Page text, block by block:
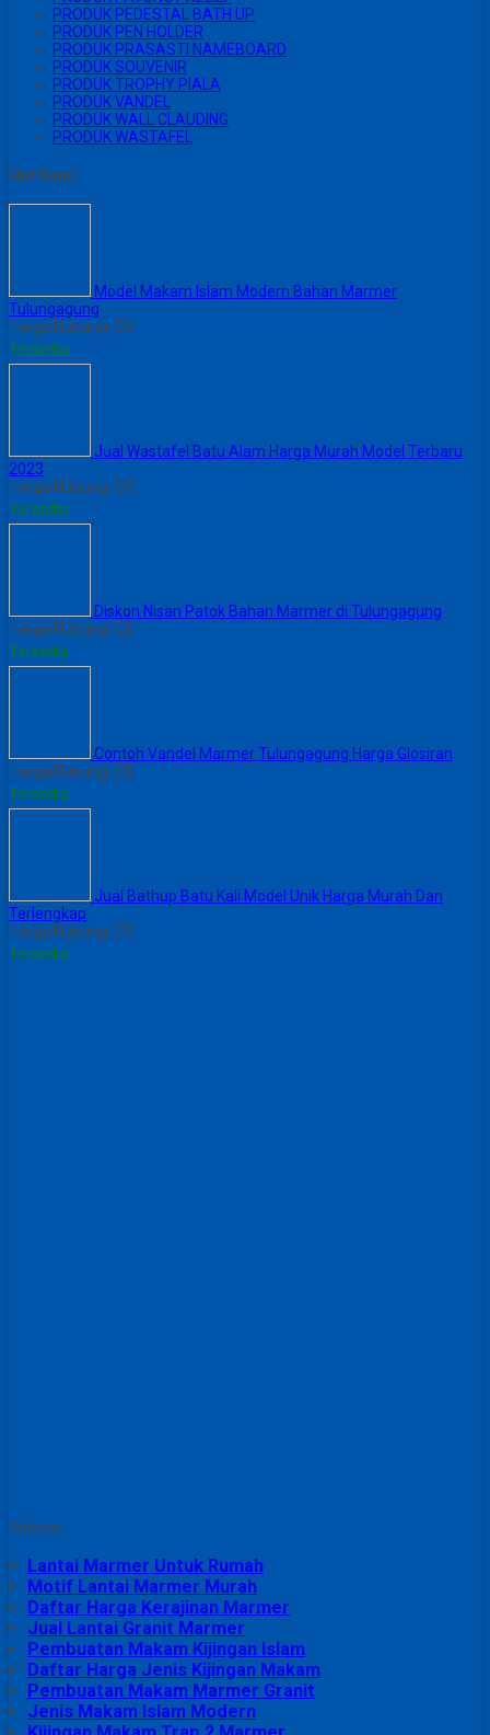
PRODUK PEDESTAL BATH UP
PRODUK PEN HOLDER
PRODUK PRASASTI NAMEBOARD
PRODUK SOUVENIR
PRODUK TROPHY PIALA
PRODUK VANDEL
PRODUK WALL CLAUDING
PRODUK WASTAFEL
Hot Item!
Model Makam Islam Modern Bahan Marmer
Tulungagung
Harga Hubungi CS
Tersedia
Jual Wastafel Batu Alam Harga Murah Model Terbaru
2023
Harga Hubungi CS
Tersedia
Diskon Nisan Patok Bahan Marmer di Tulungagung
Harga Hubungi CS
Tersedia
Contoh Vandel Marmer Tulungagung Harga Glosiran
Harga Hubungi CS
Tersedia
Jual Bathup Batu Kali Model Unik Harga Murah Dan
Terlengkap
Harga Hubungi CS
Tersedia
Sidebar
Lantai Marmer Untuk Rumah
Motif Lantai Marmer Murah
Daftar Harga Kerajinan Marmer
Jual Lantai Granit Marmer
Pembuatan Makam Kijingan Islam
Daftar Harga Jenis Kijingan Makam
Pembuatan Makam Marmer Granit
Jenis Makam Islam Modern